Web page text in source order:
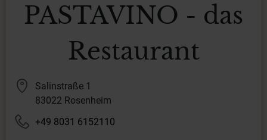
PASTAVINO - das
Restaurant
Salinstraße 1
83022 Rosenheim
+49 8031 6152110